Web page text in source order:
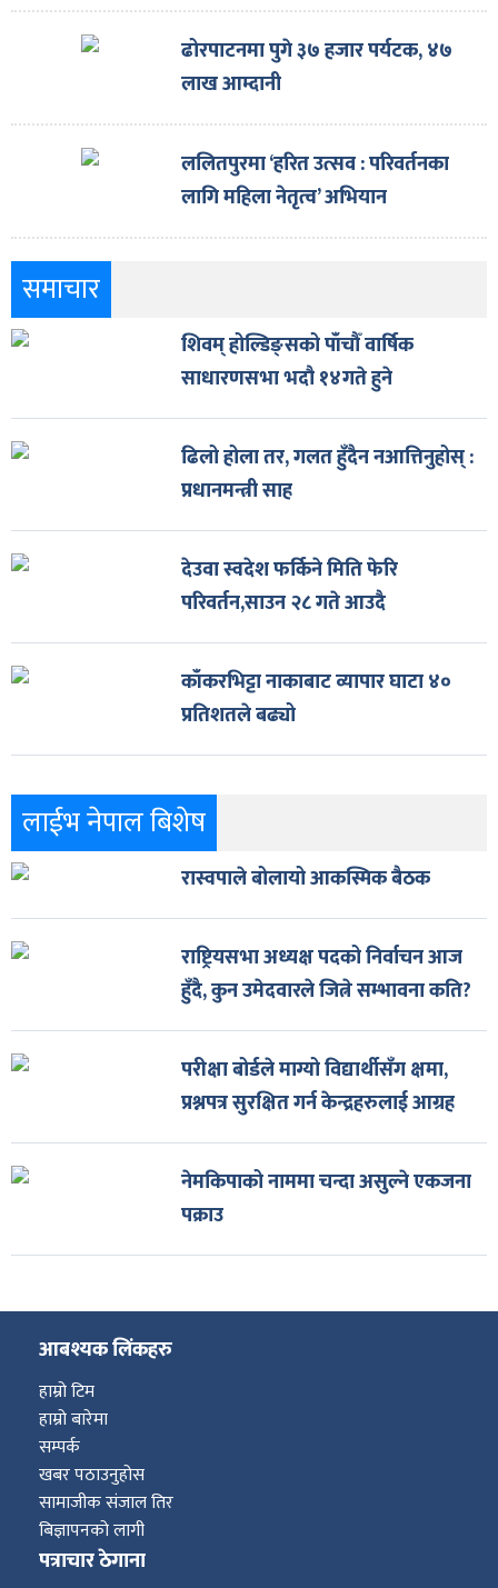
ढोरपाटनमा पुगे ३७ हजार पर्यटक, ४७
लाख आम्दानी
ललितपुरमा ‘हरित उत्सव : परिवर्तनका
लागि महिला नेतृत्व’ अभियान
समाचार
शिवम् होल्डिङ्सको पाँचौँ वार्षिक
साधारणसभा भदौ १४गते हुने
ढिलो होला तर, गलत हुँदैन नआत्तिनुहोस् :
प्रधानमन्त्री साह
देउवा स्वदेश फर्किने मिति फेरि
परिवर्तन,साउन २८ गते आउदै
काँकरभिट्टा नाकाबाट व्यापार घाटा ४०
प्रतिशतले बढ्यो
लाईभ नेपाल बिशेष
रास्वपाले बोलायो आकस्मिक बैठक
राष्ट्रियसभा अध्यक्ष पदको निर्वाचन आज
हुँदै, कुन उमेदवारले जित्ने सम्भावना कति?
परीक्षा बोर्डले माग्यो विद्यार्थीसँग क्षमा,
प्रश्नपत्र सुरक्षित गर्न केन्द्रहरुलाई आग्रह
नेमकिपाको नाममा चन्दा असुल्ने एकजना
पक्राउ
आबश्यक लिंकहरु
हाम्रो टिम
हाम्रो बारेमा
सम्पर्क
खबर पठाउनुहोस
सामाजीक संजाल तिर
बिज्ञापनको लागी
पत्राचार ठेगाना